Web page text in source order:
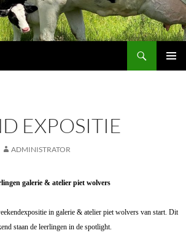
EXPOSITIE
ADMINISTRATOR
galerie & atelier piet wolvers
in galerie & atelier piet wolvers van start. Dit
staan de leerlingen in de spotlight.